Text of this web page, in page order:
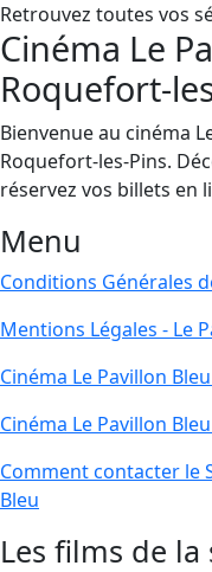
Retrouvez toutes vos
Cinéma Le
Roquefort-
Bienvenue au cinéma
Roquefort-les-Pins.
réservez vos billets en
Menu
Conditions Générales
Mentions Légales - Le
Cinéma Le Pavillon
Cinéma Le Pavillon
Comment contacter le
Bleu
Les films de la